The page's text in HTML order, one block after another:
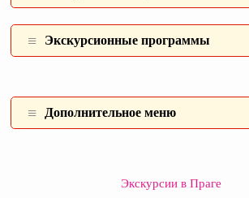
Экскурсионные программы
Дополнительное меню
Экскурсии в Праге